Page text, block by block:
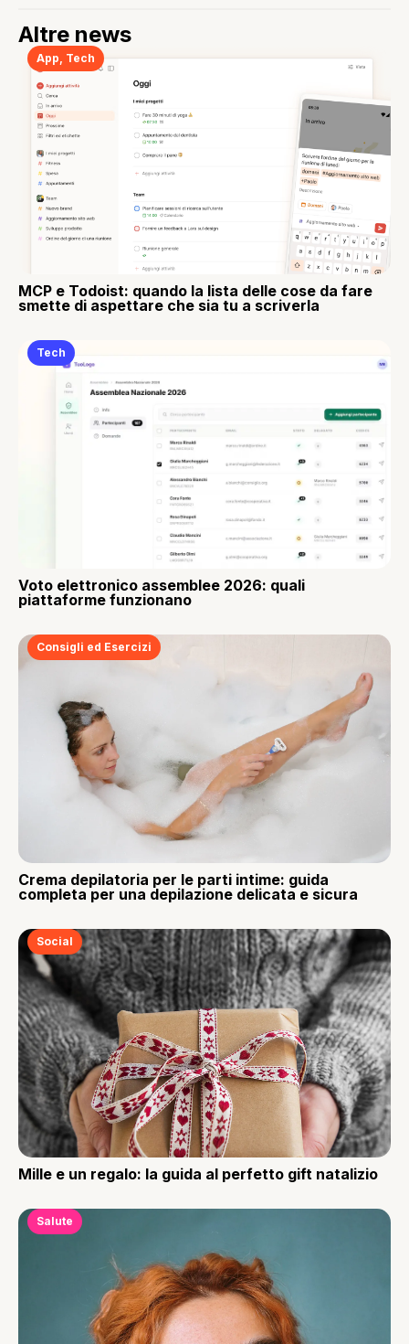
Altre news
App, Tech
MCP e Todoist: quando la lista delle cose da fare
smette di aspettare che sia tu a scriverla
Tech
Voto elettronico assemblee 2026: quali
piattaforme funzionano
Consigli ed Esercizi
Crema depilatoria per le parti intime: guida
completa per una depilazione delicata e sicura
Social
Mille e un regalo: la guida al perfetto gift natalizio
Salute